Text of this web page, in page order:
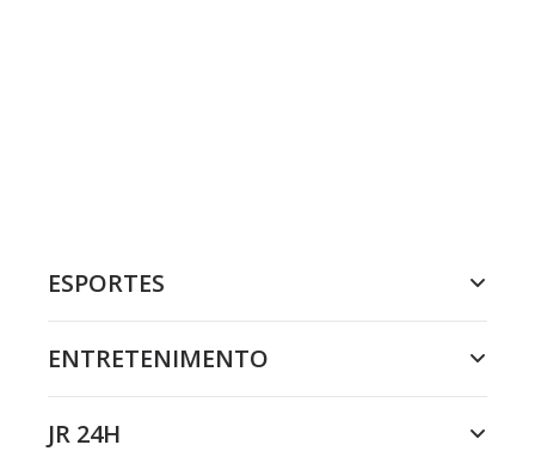
ESPORTES
ENTRETENIMENTO
JR 24H